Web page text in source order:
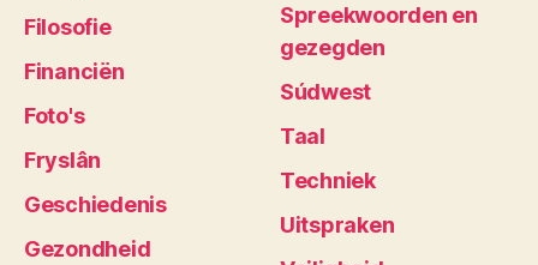
Filosofie
Financiën
Foto's
Fryslân
Geschiedenis
Gezondheid
Spreekwoorden en
gezegden
Súdwest
Taal
Techniek
Uitspraken